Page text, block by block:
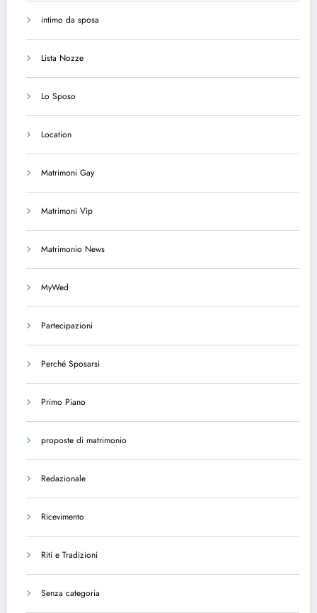
intimo da sposa
Lista Nozze
Lo Sposo
Location
Matrimoni Gay
Matrimoni Vip
Matrimonio News
MyWed
Partecipazioni
Perché Sposarsi
Primo Piano
proposte di matrimonio
Redazionale
Ricevimento
Riti e Tradizioni
Senza categoria